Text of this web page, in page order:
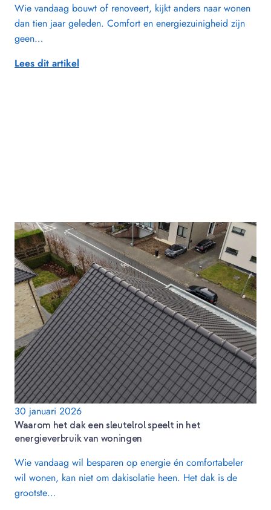
Wie vandaag bouwt of renoveert, kijkt anders naar wonen
dan tien jaar geleden. Comfort en energiezuinigheid zijn
geen…
Lees dit artikel
30 januari 2026
Waarom het dak een sleutelrol speelt in het
energieverbruik van woningen
Wie vandaag wil besparen op energie én comfortabeler
wil wonen, kan niet om dakisolatie heen. Het dak is de
grootste…